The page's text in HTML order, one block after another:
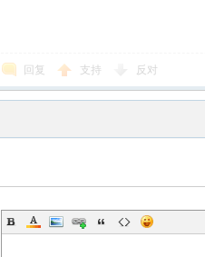
回复 支持 反对